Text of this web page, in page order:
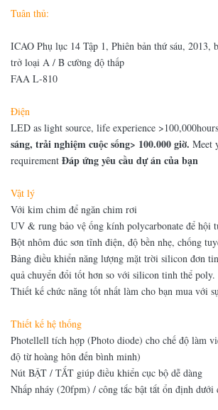
Tuân thủ:
ICAO Phụ lục 14 Tập 1, Phiên bản thứ sáu, 2013,
trở loại A / B cường độ thấp
FAA L-810
Điện
LED as light source, life experience
sáng, trải nghiệm cuộc sống> 100.000 giờ. Meet
requirement Đáp ứng yêu cầu dự án của bạn
Vật lý
Với kim chim để ngăn chim rơi
UV & rung bảo vệ ống kính polycarbonate để hội
Bột nhôm đúc sơn tĩnh điện, độ bền nhẹ, chống
Bảng điều khiển năng lượng mặt trời silicon đơn
quả chuyển đổi tốt hơn so với silicon tinh thể poly.
Thiết kế chức năng tốt nhất làm cho bạn mua với
Thiết kế hệ thống
Photellell tích hợp (Photo diode) cho chế độ làm
độ từ hoàng hôn đến bình minh)
Nút BẬT / TẮT giúp điều khiển cục bộ dễ dàng
Nhấp nháy (20fpm) / công tắc bật tắt ổn định dưới